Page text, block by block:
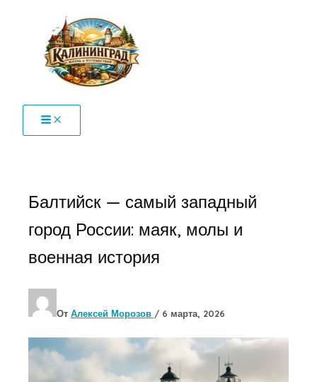
содержимому
Балтийск — самый западный
город России: маяк, молы и
военная история
От Алексей Морозов / 6 марта, 2026